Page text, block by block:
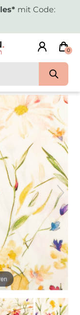
mit Code:
0